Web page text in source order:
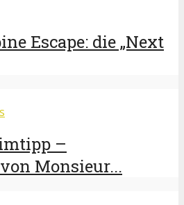
Escape: die „Next
–
Monsieur...